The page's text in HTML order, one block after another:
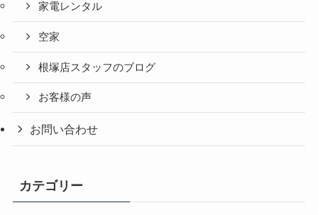
家電レンタル
空家
根塚店スタッフのブログ
お客様の声
お問い合わせ
カテゴリー